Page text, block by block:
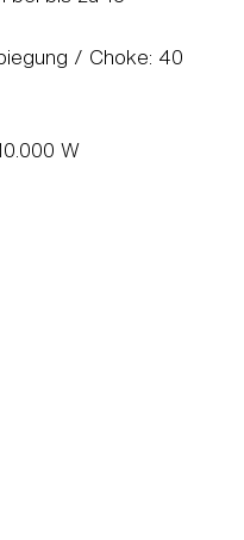
/ Choke: 40
W